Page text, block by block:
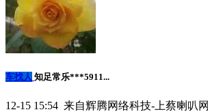
车找人 知足常乐***5911...
12-15 15:54 来自辉腾网络科技-上蔡喇叭网